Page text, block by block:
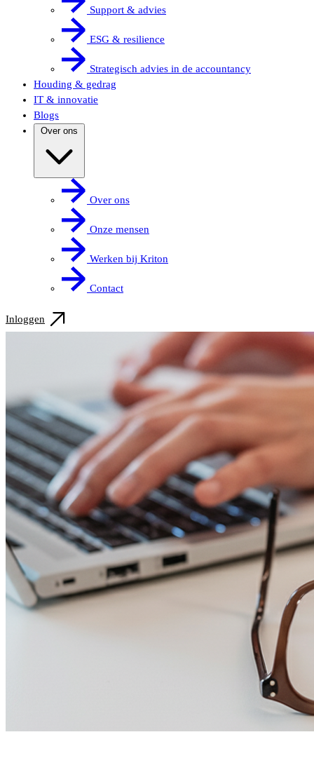
Support & advies
ESG & resilience
Strategisch advies in de accountancy
Houding & gedrag
IT & innovatie
Blogs
Over ons
Over ons
Onze mensen
Werken bij Kriton
Contact
Inloggen